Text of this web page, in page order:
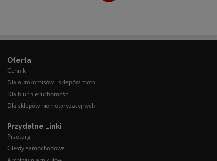
Oferta
Cennik
Dla autokomisów i sklepów moto
Dla biur nieruchomości
Dla sklepów niemotoryzacyjnych
Przydatne Linki
Przetargi
Giełdy samochodowe